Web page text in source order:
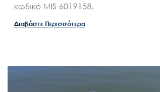
κωδικό MIS 6019158.
Διαβάστε Περισσότερα